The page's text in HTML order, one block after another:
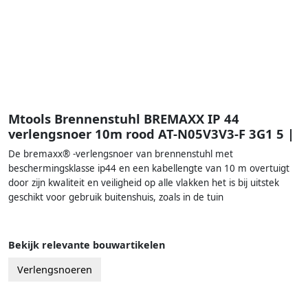
Mtools Brennenstuhl BREMAXX IP 44
verlengsnoer 10m rood AT-N05V3V3-F 3G1 5 |
De bremaxx® -verlengsnoer van brennenstuhl met
beschermingsklasse ip44 en een kabellengte van 10 m overtuigt
door zijn kwaliteit en veiligheid op alle vlakken het is bij uitstek
geschikt voor gebruik buitenshuis, zoals in de tuin
Bekijk relevante bouwartikelen
Verlengsnoeren